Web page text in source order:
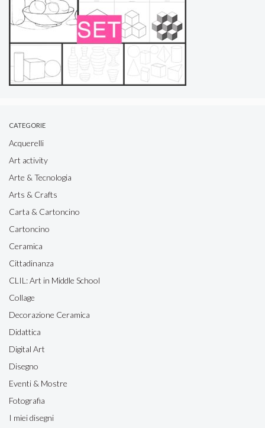
CATEGORIE
Acquerelli
Art activity
Arte & Tecnologia
Arts & Crafts
Carta & Cartoncino
Cartoncino
Ceramica
Cittadinanza
CLIL: Art in Middle School
Collage
Decorazione Ceramica
Didattica
Digital Art
Disegno
Eventi & Mostre
Fotografia
I miei disegni